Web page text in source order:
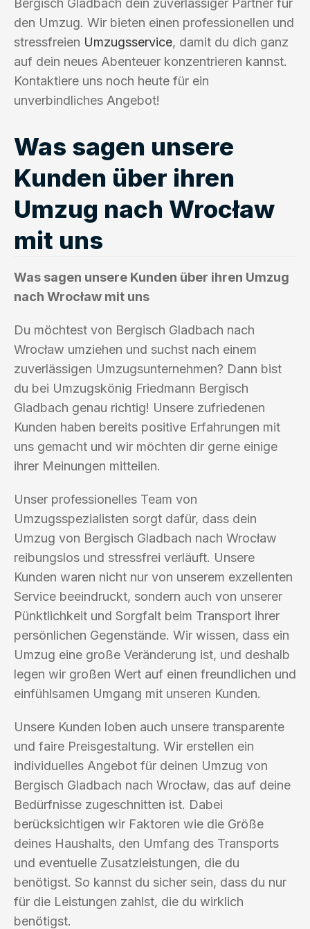
Bergisch Gladbach dein zuverlässiger Partner für
den Umzug. Wir bieten einen professionellen und
stressfreien Umzugsservice, damit du dich ganz
auf dein neues Abenteuer konzentrieren kannst.
Kontaktiere uns noch heute für ein
unverbindliches Angebot!
Was sagen unsere
Kunden über ihren
Umzug nach Wrocław
mit uns
Was sagen unsere Kunden über ihren Umzug
nach Wrocław mit uns
Du möchtest von Bergisch Gladbach nach
Wrocław umziehen und suchst nach einem
zuverlässigen Umzugsunternehmen? Dann bist
du bei Umzugskönig Friedmann Bergisch
Gladbach genau richtig! Unsere zufriedenen
Kunden haben bereits positive Erfahrungen mit
uns gemacht und wir möchten dir gerne einige
ihrer Meinungen mitteilen.
Unser professionelles Team von
Umzugsspezialisten sorgt dafür, dass dein
Umzug von Bergisch Gladbach nach Wrocław
reibungslos und stressfrei verläuft. Unsere
Kunden waren nicht nur von unserem exzellenten
Service beeindruckt, sondern auch von unserer
Pünktlichkeit und Sorgfalt beim Transport ihrer
persönlichen Gegenstände. Wir wissen, dass ein
Umzug eine große Veränderung ist, und deshalb
legen wir großen Wert auf einen freundlichen und
einfühlsamen Umgang mit unseren Kunden.
Unsere Kunden loben auch unsere transparente
und faire Preisgestaltung. Wir erstellen ein
individuelles Angebot für deinen Umzug von
Bergisch Gladbach nach Wrocław, das auf deine
Bedürfnisse zugeschnitten ist. Dabei
berücksichtigen wir Faktoren wie die Größe
deines Haushalts, den Umfang des Transports
und eventuelle Zusatzleistungen, die du
benötigst. So kannst du sicher sein, dass du nur
für die Leistungen zahlst, die du wirklich
benötigst.